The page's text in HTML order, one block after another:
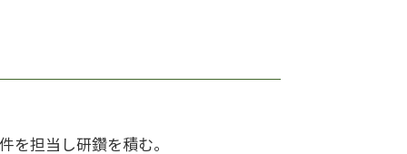
担当し研鑽を積む。